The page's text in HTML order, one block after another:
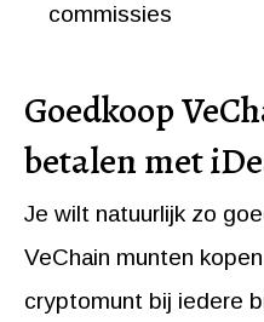
commissies
Goedkoop
betalen met
Je wilt natuurlijk zo
VeChain munten
cryptomunt bij iedere